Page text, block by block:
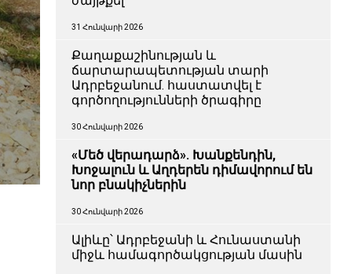
31 Հունվարի 2026
Քաղաքաշինության և
ճարտարապետության տարի
Ադրբեջանում. հաստատվել է
գործողությունների ծրագիրը
30 Հունվարի 2026
«Մեծ վերադարձ». Խանքենդին,
Խոջալուն և Աղդերեն դիմավորում են
նոր բնակիչներին
30 Հունվարի 2026
Ալիևը՝ Ադրբեջանի և Հունաստանի
միջև համագործակցության մասին